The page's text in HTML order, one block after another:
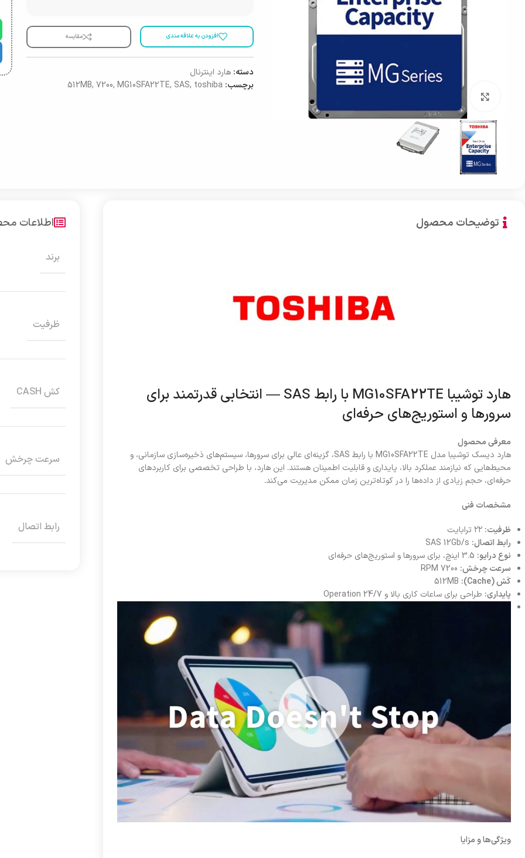
افزودن به علاقه مندی مقایسه
دسته: هارد اینترنال
برچسب:
512MB, 7200, MG10SFA22TE, SAS, toshiba
توضیحات محصول
هارد توشیبا MG10SFA22TE با رابط SAS — انتخابی قدرتمند برای
سرورها و استوریج‌های حرفه‌ای
معرفی محصول
هارد دیسک توشیبا مدل MG10SFA22TE با رابط SAS، گزینه‌ای عالی برای سرورها، سیستم‌های ذخیره‌سازی سازمانی، و
محیط‌هایی که نیازمند عملکرد بالا، پایداری و قابلیت اطمینان هستند. این هارد، با طراحی تخصصی برای کاربردهای
حرفه‌ای، حجم زیادی از داده‌ها را در کوتاه‌ترین زمان ممکن مدیریت می‌کند.
مشخصات فنی
ظرفیت:
رابط اتصال:
نوع درایو:
سرعت چرخش:
کَش (Cache):
پایداری: طراحی برای ساعات کاری بالا و 24/7 Operation
ویژگی‌ها و مزایا
اطلاعات
برند
ظرفیت
کش CASH
سرعت چرخش
رابط اتصال